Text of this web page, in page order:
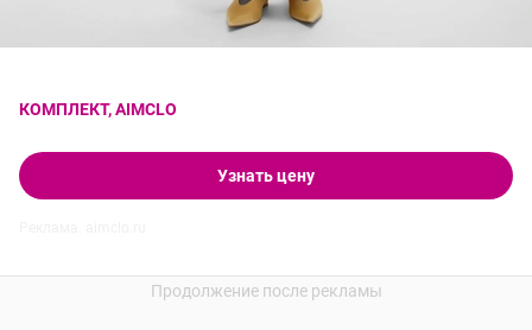
КОМПЛЕКТ, AIMCLO
Узнать цену